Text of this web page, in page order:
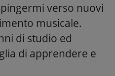
verso nuovi
musicale.
di studio ed
di apprendere e